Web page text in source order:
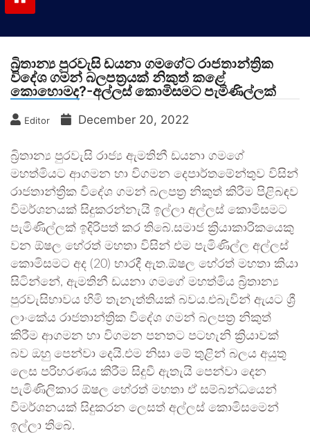
බ්‍රිතාන්‍ය පුරවැසි ඩයනා ගමගේට රාජතාන්ත්‍රික
විදේශ ගමන් බලපත්‍රයක් නිකුත් කළේ
කොහොමද?-අල්ලස් කොමිසමට පැමිණිල්ලක්
Editor December 20, 2022
බ්‍රිතාන්‍ය පුරවැසි රාජ්‍ය ඇමතිනී ඩයනා ගමගේ
මහත්මියට ආගමන හා විගමන දෙපාර්තමේන්තුව විසින්
රාජතාන්ත්‍රික විදේශ ගමන් බලපත්‍ර නිකුත් කිරීම පිළිබඳව
විමර්ශනයක් සිදුකරන්නැයි ඉල්ලා අල්ලස් කොමිසමට
පැමිණිල්ලක් ඉදිරිපත් කර තිබේ.සමාජ ක්‍රියාකාරිකයෙකු
වන ඕෂල හේරත් මහතා විසින් එම පැමිණිල්ල අල්ලස්
කොමිසමට අද (20) භාරදී ඇත.ඕෂල හේරත් මහතා කියා
සිටින්නේ, ඇමතිනී ඩයනා ගමගේ මහත්මිය බ්‍රිතාන්‍ය
පුරවැසිභාවය හිමි තැනැත්තියක් බවය.එබැවින් ඇයට ශ්‍රී
ලාංකේය රාජතාන්ත්‍රික විදේශ ගමන් බලපත්‍ර නිකුත්
කිරීම ආගමන හා විගමන පනතට පටහැනි ක්‍රියාවක්
බව ඔහු පෙන්වා දෙයි.එම නිසා මේ තුළින් බලය අයුතු
ලෙස පරිහරණය කිරීම සිදුවී ඇතැයි පෙන්වා දෙන
පැමිණිලිකාර ඕෂල හේරත් මහතා ඒ සම්බන්ධයෙන්
විමර්ශනයක් සිදුකරන ලෙසත් අල්ලස් කොමිසමෙන්
ඉල්ලා තිබේ.